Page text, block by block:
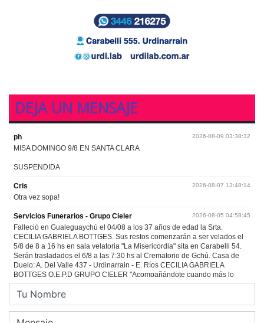
DEJA UN MENSAJE